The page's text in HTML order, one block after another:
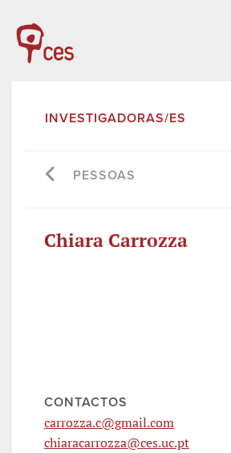
INVESTIGADORAS/ES
PESSOAS
Chiara Carrozza
CONTACTOS
carrozza.c@gmail.com
chiaracarrozza@ces.uc.pt